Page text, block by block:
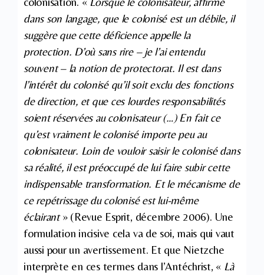
dans son langage, que le colonisé est un débile, il
suggère que cette déficience appelle la
protection. D’où sans rire – je l’ai entendu
souvent – la notion de protectorat. Il est dans
l’intérêt du colonisé qu’il soit exclu des fonctions
de direction, et que ces lourdes responsabilités
soient réservées au colonisateur (…) En fait ce
qu’est vraiment le colonisé importe peu au
colonisateur. Loin de vouloir saisir le colonisé dans
sa réalité, il est préoccupé de lui faire subir cette
indispensable transformation. Et le mécanisme de
ce repétrissage du colonisé est lui-même
éclairant» (Revue Esprit, décembre 2006). Une
formulation incisive cela va de soi, mais qui vaut
aussi pour un avertissement. Et que Nietzche
interprète en ces termes dans l’Antéchrist, « Là